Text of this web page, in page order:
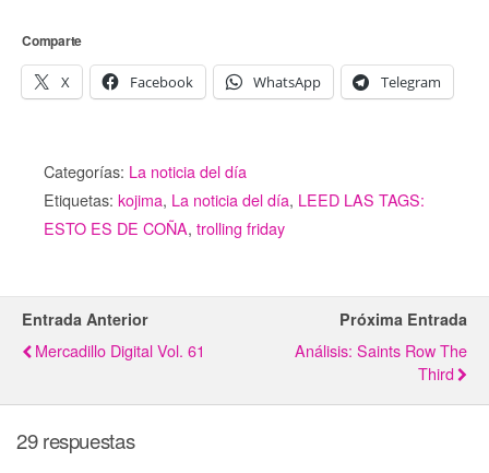
Comparte
X Facebook WhatsApp Telegram
Categorías: La noticia del día
Etiquetas: kojima, La noticia del día, LEED LAS TAGS:
ESTO ES DE COÑA, trolling friday
Entrada Anterior
Mercadillo Digital Vol. 61
Próxima Entrada
Análisis: Saints Row The
Third
29 respuestas